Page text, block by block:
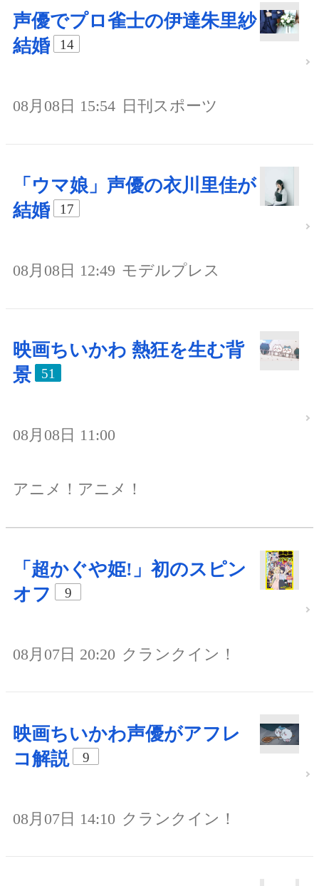
声優でプロ雀士の伊達朱里紗
結婚
14
08月08日 15:54 日刊スポーツ
「ウマ娘」声優の衣川里佳が
結婚
17
08月08日 12:49 モデルプレス
映画ちいかわ 熱狂を生む背
景
51
08月08日 11:00
アニメ！アニメ！
「超かぐや姫!」初のスピン
オフ
9
08月07日 20:20 クランクイン！
映画ちいかわ声優がアフレ
コ解説
9
08月07日 14:10 クランクイン！